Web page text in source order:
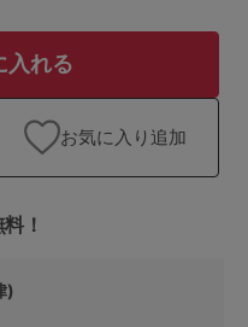
入れる
お気に入り追加
！
)